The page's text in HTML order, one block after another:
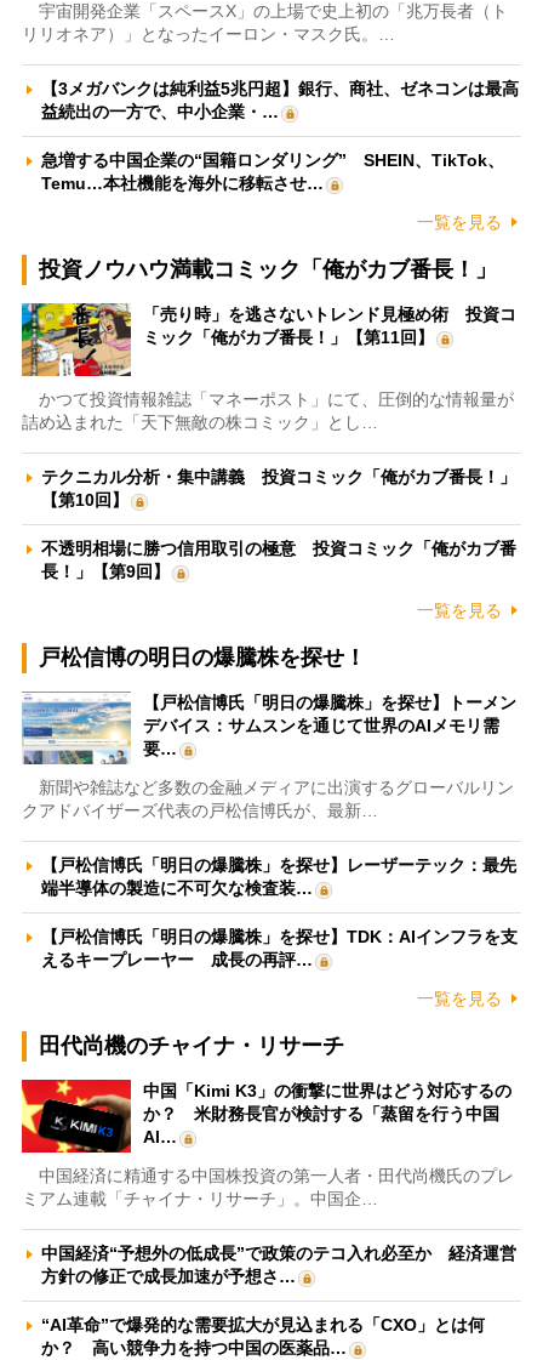
宇宙開発企業「スペースX」の上場で史上初の「兆万長者（ト
リリオネア）」となったイーロン・マスク氏。…
【3メガバンクは純利益5兆円超】銀行、商社、ゼネコンは最高
益続出の一方で、中小企業・…
急増する中国企業の“国籍ロンダリング” SHEIN、TikTok、
Temu…本社機能を海外に移転させ…
一覧を見る
投資ノウハウ満載コミック「俺がカブ番長！」
「売り時」を逃さないトレンド見極め術 投資コ
ミック「俺がカブ番長！」【第11回】
かつて投資情報雑誌「マネーポスト」にて、圧倒的な情報量が
詰め込まれた「天下無敵の株コミック」とし…
テクニカル分析・集中講義 投資コミック「俺がカブ番長！」
【第10回】
不透明相場に勝つ信用取引の極意 投資コミック「俺がカブ番
長！」【第9回】
一覧を見る
戸松信博の明日の爆騰株を探せ！
【戸松信博氏「明日の爆騰株」を探せ】トーメン
デバイス：サムスンを通じて世界のAIメモリ需
要…
新聞や雑誌など多数の金融メディアに出演するグローバルリン
クアドバイザーズ代表の戸松信博氏が、最新…
【戸松信博氏「明日の爆騰株」を探せ】レーザーテック：最先
端半導体の製造に不可欠な検査装…
【戸松信博氏「明日の爆騰株」を探せ】TDK：AIインフラを支
えるキープレーヤー 成長の再評…
一覧を見る
田代尚機のチャイナ・リサーチ
中国「Kimi K3」の衝撃に世界はどう対応するの
か？ 米財務長官が検討する「蒸留を行う中国
AI…
中国経済に精通する中国株投資の第一人者・田代尚機氏のプレ
ミアム連載「チャイナ・リサーチ」。中国企…
中国経済“予想外の低成長”で政策のテコ入れ必至か 経済運営
方針の修正で成長加速が予想さ…
“AI革命”で爆発的な需要拡大が見込まれる「CXO」とは何
か？ 高い競争力を持つ中国の医薬品…